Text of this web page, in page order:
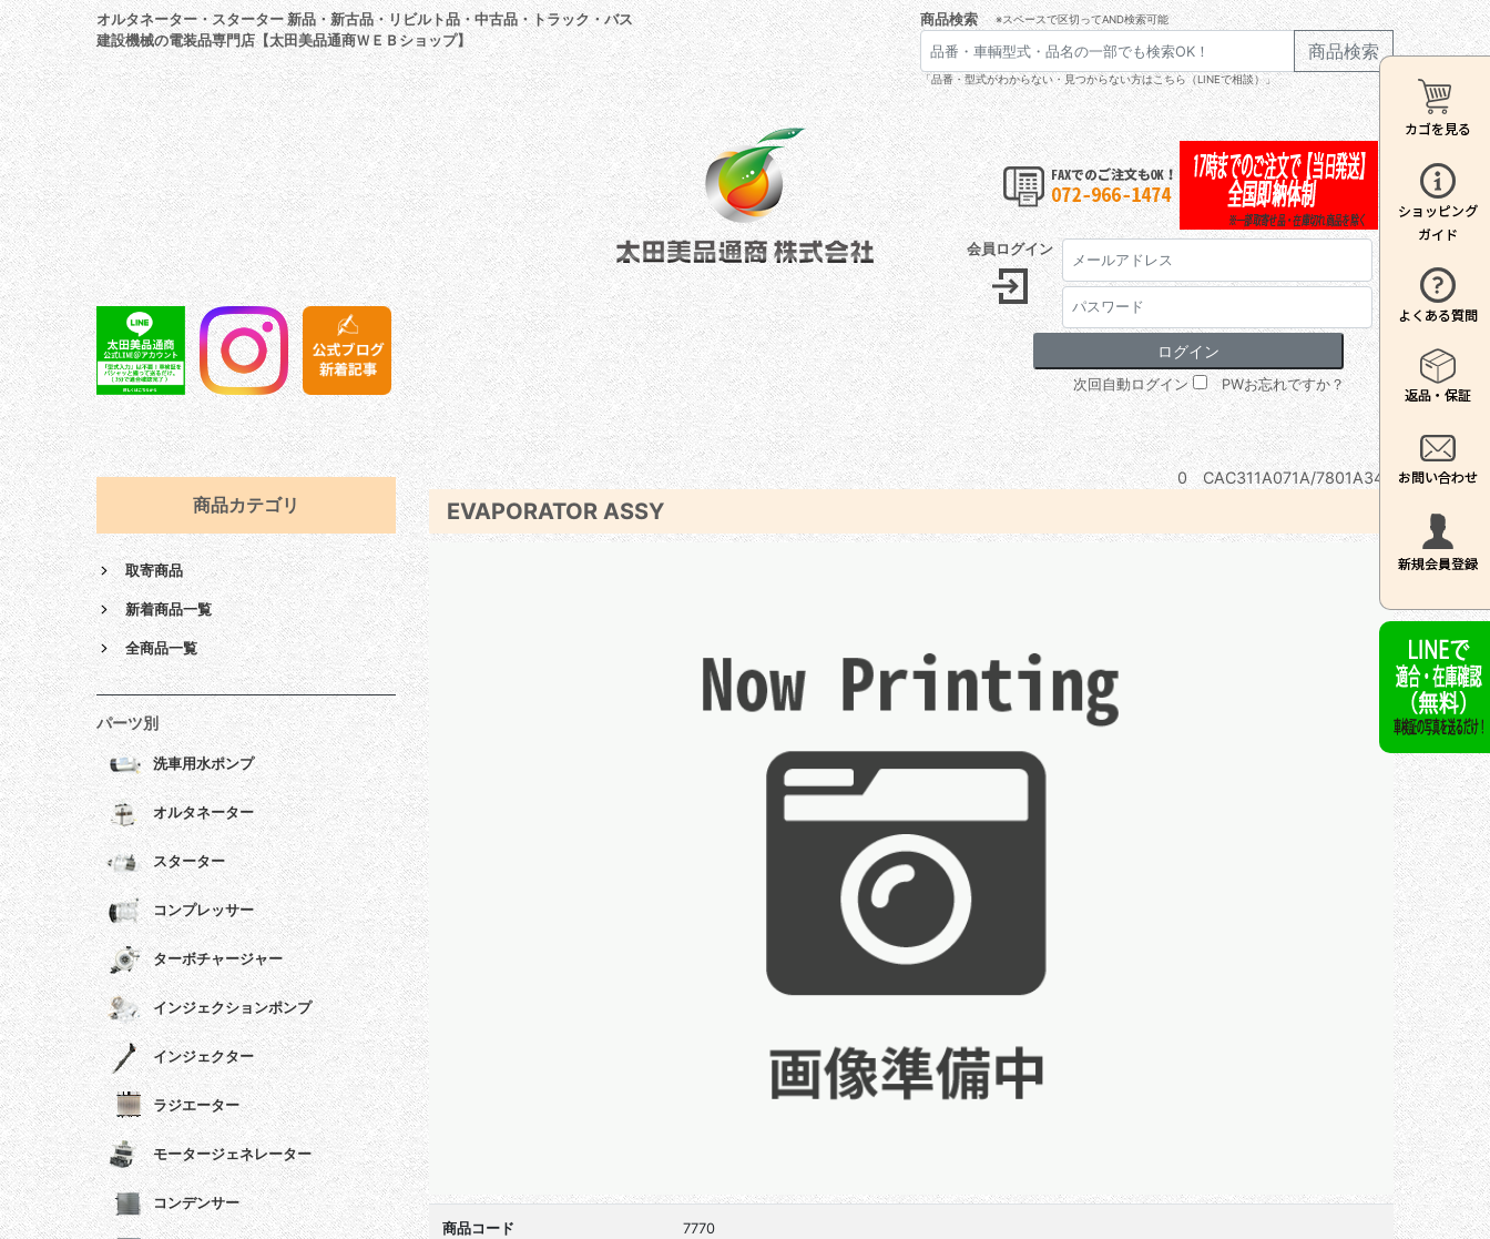
オルタネーター・スターター 新品・新古品・リビルト品・中古品・トラック・バス
建設機械の電装品専門店【太田美品通商ＷＥＢショップ】
商品検索 ※スペースで区切ってAND検索可能
商品検索
「品番・型式がわからない・見つからない方はこちら（LINEで相談）」
会員ログイン
次回自動ログイン PWお忘れですか？
0 CAC311A071A/7801A348
EVAPORATOR ASSY
商品コード 7770
商品カテゴリ
取寄商品
新着商品一覧
全商品一覧
パーツ別
洗車用水ポンプ
オルタネーター
スターター
コンプレッサー
ターボチャージャー
インジェクションポンプ
インジェクター
ラジエーター
モータージェネレーター
コンデンサー